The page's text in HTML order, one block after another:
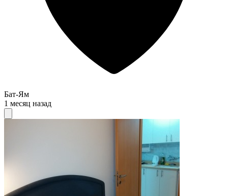
Бат-Ям
1 месяц назад